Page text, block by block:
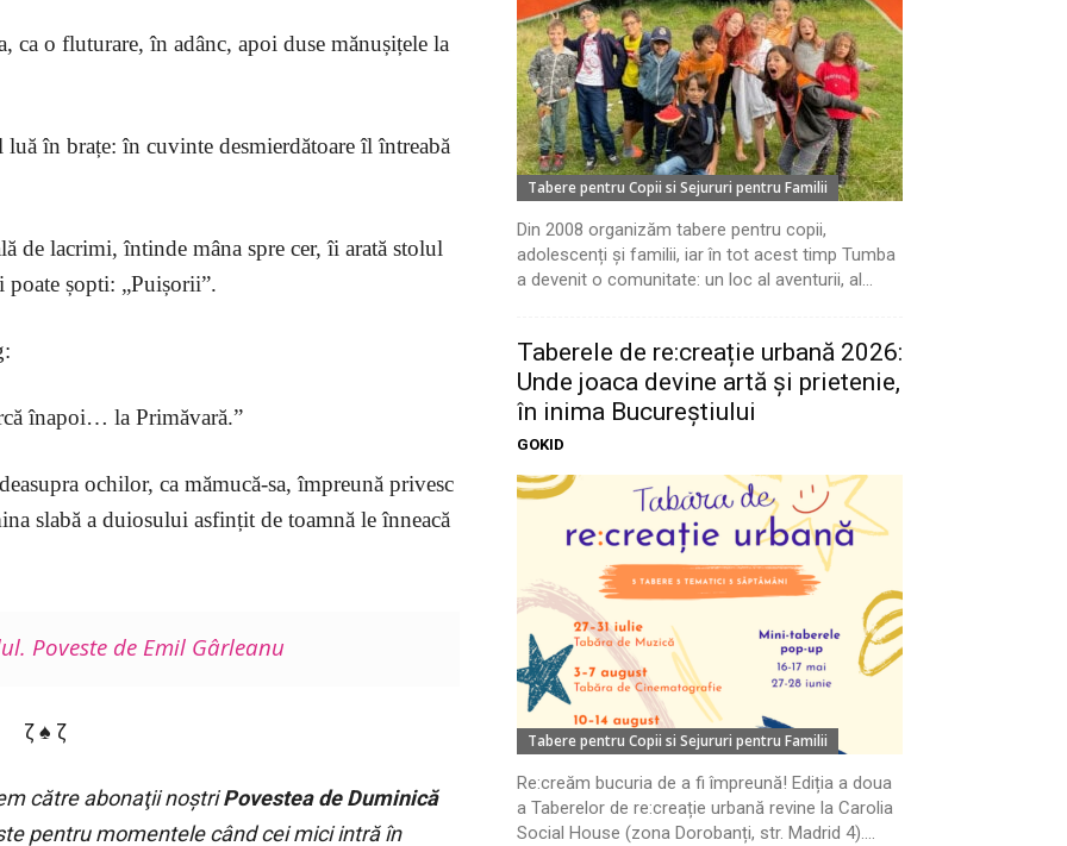
ca o fluturare, în adânc, apoi duse mănușițele la
în brațe: în cuvinte desmierdătoare îl întreabă
de lacrimi, întinde mâna spre cer, îi arată stolul
poate șopti: „Puișorii”.
înapoi… la Primăvară.”
ochilor, ca mămucă-sa, împreună privesc
slabă a duiosului asfințit de toamnă le înneacă
Poveste de Emil Gârleanu
ζ ♠ ζ
către abonaţii noştriPovestea de Duminică
pentru momentele când cei mici intră în
Tabere pentru Copii si Sejururi pentru Familii
Din 2008 organizăm tabere pentru copii,
adolescenți și familii, iar în tot acest timp Tumba
a devenit o comunitate: un loc al aventurii, al...
Taberele de re:creație urbană 2026:
Unde joaca devine artă și prietenie,
în inima Bucureștiului
GOKID
Tabere pentru Copii si Sejururi pentru Familii
Re:creăm bucuria de a fi împreună! Ediția a doua
a Taberelor de re:creație urbană revine la Carolia
Social House (zona Dorobanți, str. Madrid 4)....